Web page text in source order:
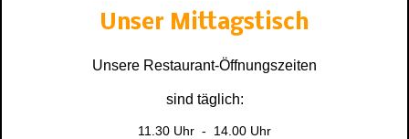
Unser Mittagstisch
Unsere Restaurant-Öffnungszeiten
sind täglich:
11.30 Uhr - 14.00 Uhr